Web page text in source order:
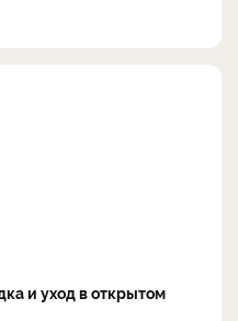
и уход в открытом